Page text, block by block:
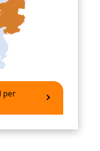
per